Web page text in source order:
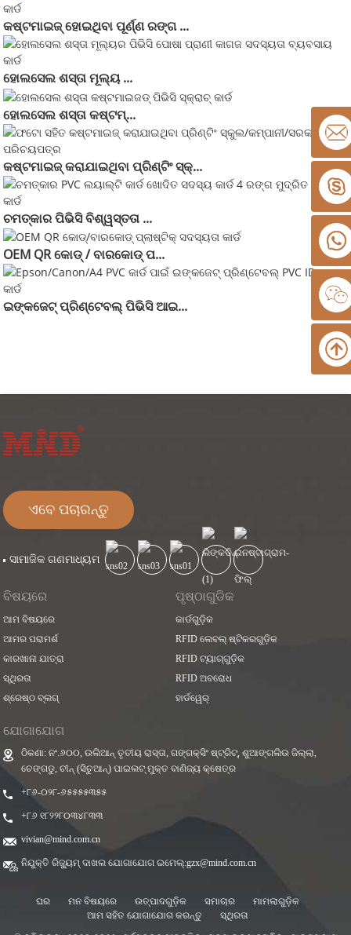
କଷ୍ଟମାଇଜ୍ ହୋଇଥିବା ପୂର୍ଣ୍ଣ ରଙ୍ଗ ...
ହୋଲସେଲ ଶସ୍ତା ମୂଲ୍ୟ ...
ହୋଲସେଲ ଶସ୍ତା କଷ୍ଟମ୍...
କଷ୍ଟମାଇଜ୍ କରାଯାଇଥିବା ପ୍ରିଣ୍ଟିଂ ସ୍କ୍...
ଚମତ୍କାର ପିଭିସି ବିଶ୍ୱସ୍ତତା ...
OEM QR କୋଡ୍ / ବାରକୋଡ୍ ପ...
ଇଙ୍କଜେଟ୍ ପ୍ରିଣ୍ଟେବଲ୍ ପିଭିସି ଆଇ...
ଏବେ ପଚାରନ୍ତୁ
ସାମାଜିକ ଗଣମାଧ୍ୟମ
ବିଷୟରେ
ଆମ ବିଷୟରେ
ଆମର ପରାମର୍ଶ
କାରଖାନା ଯାତ୍ରା
ସ୍ଥିରତା
ଶ୍ରେଷ୍ଠ ବ୍ଲଗ୍
ପୃଷ୍ଠାଗୁଡିକ
କାର୍ଡଗୁଡ଼ିକ
RFID ଲେବଲ୍ ଷ୍ଟିକରଗୁଡ଼ିକ
RFID ଟ୍ୟାଗ୍‌ଗୁଡ଼ିକ
RFID ଅବରୋଧ
ହାର୍ଡୱେର୍
ଯୋଗାଯୋଗ
ଠିକଣା: ନଂ.୬୦୦, ଉଲିଆନ୍ ତୃତୀୟ ରାସ୍ତା, ଗଙ୍ଗକ୍ସିଂ ଷ୍ଟ୍ରିଟ୍, ଶୁଆଙ୍ଗଲିଉ ଜିଲ୍ଲା,
ଚେଙ୍ଗଡୁ, ଚୀନ୍ (ସିଚୁଆନ୍) ପାଇଲଟ୍ ମୁକ୍ତ ବାଣିଜ୍ୟ କ୍ଷେତ୍ର
+୮୬-୦୨୮-୬୫୫୫୫୩୫୫
+୮୬ ୧୮୨୨୮୦୩୪୮୩୩
vivian@mind.com.cn
ନିଯୁକ୍ତି ରିଜ୍ୟୁମ୍ ଦାଖଲ ଯୋଗାଯୋଗ ଇମେଲ୍:gzx@mind.com.cn
ଘର ମନ ବିଷୟରେ ଉତ୍ପାଦଗୁଡ଼ିକ ସମାଚାର
ମାମଲାଗୁଡ଼ିକ
ଆମ ସହିତ ଯୋଗାଯୋଗ କରନ୍ତୁ
ସ୍ଥିରତା